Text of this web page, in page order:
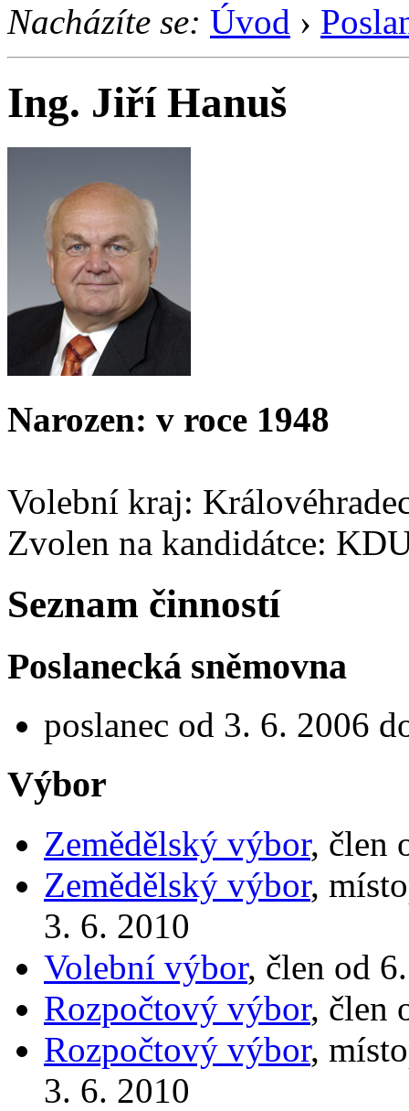
Nacházíte se: Úvod ›
Ing. Jiří Hanuš
Narozen: v roce 1948
Volební kraj:
Zvolen na kandidátce:
Seznam činností
Poslanecká sněmovna
poslanec od 3. 6. 2006
Výbor
Zemědělský výbor, člen
Zemědělský výbor,
3. 6. 2010
Volební výbor, člen od
Rozpočtový výbor, člen
Rozpočtový výbor,
3. 6. 2010